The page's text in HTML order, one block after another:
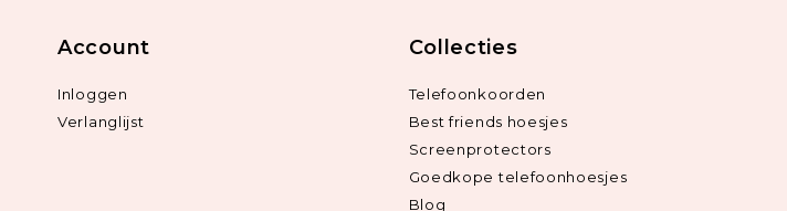
Account
Inloggen
Verlanglijst
Collecties
Telefoonkoorden
Best friends hoesjes
Screenprotectors
Goedkope telefoonhoesjes
Blog